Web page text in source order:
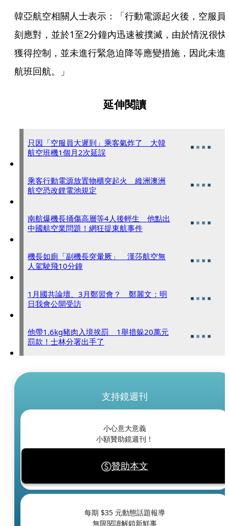
韓亞航空相關人士表示：「行動電源起火後，空服員
刻應對，並於1至2分鐘內迅速被撲滅，由於情況很快
獲得控制，並未進行緊急迫降等應變措施，因此未進
航班回航。」
延伸閱讀
只因「空服員大遲到」乘客氣炸了 大韓
航空班機1個月2次延誤
乘客行動電源放置物櫃突起火 維洲澳洲
航空恐改鋰電池規定
南航爆機長捅傷高層等4人後輕生 他點出
中國航空業問題！網狂提東航事件
機長如廁「副機長突暈厥」 漢莎航空無
人駕駛飛10分鐘
1月國共論壇、3月鄭習會？ 鄭麗文：明
日我會公開受訪
他帶1.6kg豬肉入境挨罰 1舉措躲20萬元
罰款！士林分署出手了
支持鏡週刊
小心意大意義
小額贊助鏡週刊！
贊助本文
每期 $35 元動態話題報導
無限閱讀解鎖新鮮事